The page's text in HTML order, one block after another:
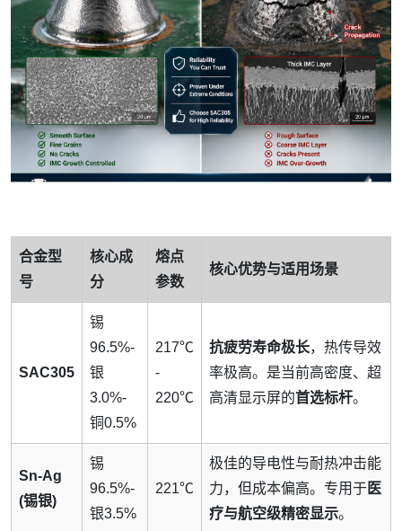
合金型
号
核心成
分
熔点
参数
核心优势与适用场景
SAC305
锡
96.5%-
银
3.0%-
铜0.5%
217℃
-
220℃
抗疲劳寿命极长，热传导效
率极高。是当前高密度、超
高清显示屏的首选标杆。
Sn-Ag
(锡银)
锡
96.5%-
银3.5%
221℃
极佳的导电性与耐热冲击能
力，但成本偏高。专用于医
疗与航空级精密显示。